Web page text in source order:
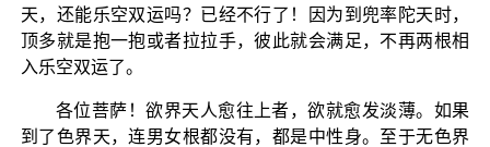
天，还能乐空双运吗？已经不行了！因为到兜率陀天时，
顶多就是抱一抱或者拉拉手，彼此就会满足，不再两根相
入乐空双运了。
各位菩萨！欲界天人愈往上者，欲就愈发淡薄。如果
到了色界天，连男女根都没有，都是中性身。至于无色界